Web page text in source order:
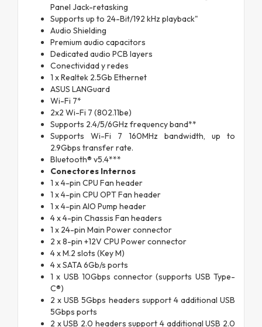
Panel Jack-retasking
Supports up to 24-Bit/192 kHz playback"
Audio Shielding
Premium audio capacitors
Dedicated audio PCB layers
Conectividad y redes
1 x Realtek 2.5Gb Ethernet
ASUS LANGuard
Wi-Fi 7*
2x2 Wi-Fi 7 (802.11be)
Supports 2.4/5/6GHz frequency band**
Supports Wi-Fi 7 160MHz bandwidth, up to
2.9Gbps transfer rate.
Bluetooth® v5.4***
Conectores Internos
1 x 4-pin CPU Fan header
1 x 4-pin CPU OPT Fan header
1 x 4-pin AIO Pump header
4 x 4-pin Chassis Fan headers
1 x 24-pin Main Power connector
2 x 8-pin +12V CPU Power connector
4 x M.2 slots (Key M)
4 x SATA 6Gb/s ports
1 x USB 10Gbps connector (supports USB Type-
C®)
2 x USB 5Gbps headers support 4 additional USB
5Gbps ports
2 x USB 2.0 headers support 4 additional USB 2.0